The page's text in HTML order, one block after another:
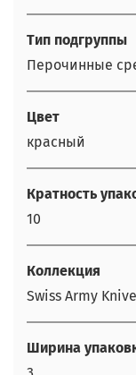
Тип подгруппы
Перочинные
Цвет
красный
Кратность
10
Коллекция
Swiss Army
Ширина